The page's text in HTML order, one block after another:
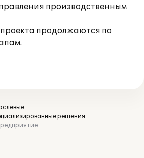
производственным
продолжаются по
решения